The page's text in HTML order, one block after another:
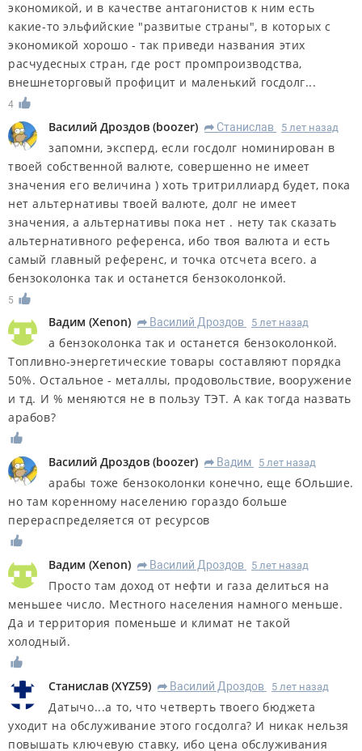
экономикой, и в качестве антагонистов к ним есть
какие-то эльфийские "развитые страны", в которых с
экономикой хорошо - так приведи названия этих
расчудесных стран, где рост промпроизводства,
внешнеторговый профицит и маленький госдолг...
4
Василий Дроздов (boozer) R Станислав 5 лет назад
запомни, эксперд, если госдолг номинирован в
твоей собственной валюте, совершенно не имеет
значения его величина ) хоть тритриллиард будет, пока
нет альтернативы твоей валюте, долг не имеет
значения, а альтернативы пока нет . нету так сказать
альтернативного референса, ибо твоя валюта и есть
самый главный референс, и точка отсчета всего. а
бензоколонка так и останется бензоколонкой.
5
Вадим (Xenon) R Василий Дроздов 5 лет назад
а бензоколонка так и останется бензоколонкой.
Топливно-энергетические товары составляют порядка
50%. Остальное - металлы, продовольствие, вооружение
и тд. И % меняются не в пользу ТЭТ. А как тогда назвать
арабов?
Василий Дроздов (boozer) R Вадим 5 лет назад
арабы тоже бензоколонки конечно, еще бОльшие.
но там коренному населению гораздо больше
перераспределяется от ресурсов
Вадим (Xenon) R Василий Дроздов 5 лет назад
Просто там доход от нефти и газа делиться на
меньшее число. Местного населения намного меньше.
Да и территория поменьше и климат не такой
холодный.
Станислав (XYZ59) R Василий Дроздов 5 лет назад
Датычо...а то, что четверть твоего бюджета
уходит на обслуживание этого госдолга? И никак нельзя
повышать ключевую ставку, ибо цена обслуживания